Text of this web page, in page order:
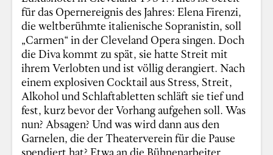
für das Opernereignis des Jahres: Elena Firenzi,
die weltberühmte italienische Sopranistin, soll
„Carmen“ in der Cleveland Opera singen. Doch
die Diva kommt zu spät, sie hatte Streit mit
ihrem Verlobten und ist völlig derangiert. Nach
einem explosiven Cocktail aus Stress, Streit,
Alkohol und Schlaftabletten schläft sie tief und
fest, kurz bevor der Vorhang aufgehen soll. Was
nun? Absagen? Und was wird dann aus den
Garnelen, die der Theaterverein für die Pause
spendiert hat? Etwa an die Bühnenarbeiter